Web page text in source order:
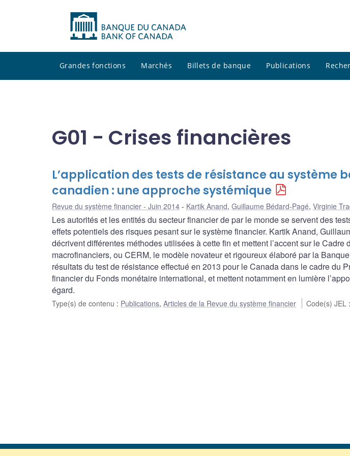
Grandes fonctions Marchés Billets de banque Publications
G01 - Crises financières
L’application des tests de résistance au système
canadien : une approche systémique
Revue du système financier - Juin 2014 Kartik Anand, Guillaume Bédard-Pagé, Virginie
Les autorités et les entités du secteur financier de par le monde se servent des
effets potentiels des risques pesant sur le système financier. Kartik Anand,
décrivent différentes méthodes utilisées à cette fin et mettent l’accent sur le Cadre
macrofinanciers, ou CERM, le modèle novateur et rigoureux élaboré par la
résultats du test de résistance effectué en 2013 pour le Canada dans le cadre du
financier du Fonds monétaire international, et mettent notamment en lumière
égard.
Type(s) de contenu : Publications, Articles de la Revue du système financier Code(s) JEL